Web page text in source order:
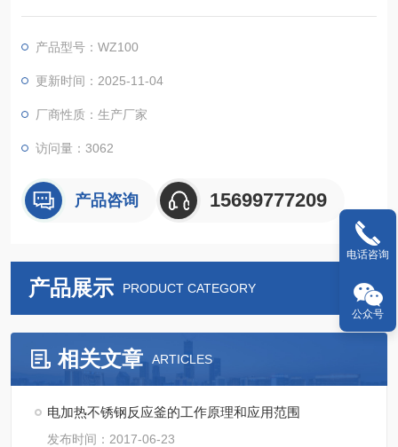
大。控制器可以实现对反应釜的加热、冷却、搅拌、程序编程、
产品型号：WZ100
更新时间：2025-11-04
厂商性质：生产厂家
访问量：3062
产品咨询 15699777209
产品展示 PRODUCT CATEGORY
相关文章 ARTICLES
电加热不锈钢反应釜的工作原理和应用范围
发布时间：2017-06-23
电话咨询
公众号